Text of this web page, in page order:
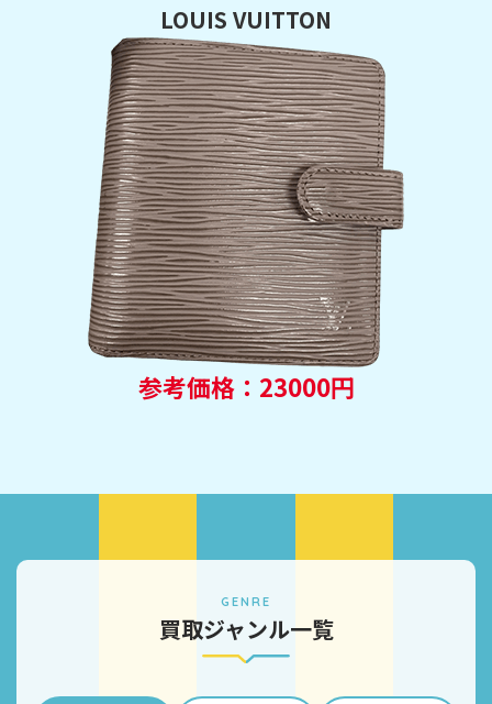
LOUIS VUITTON
参考価格：23000円
GENRE
買取ジャンル一覧